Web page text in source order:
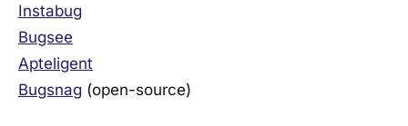
Instabug
Bugsee
Apteligent
Bugsnag (open-source)